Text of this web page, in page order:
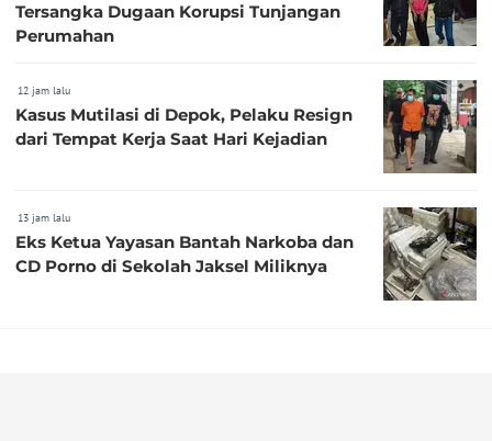
Tersangka Dugaan Korupsi Tunjangan
Perumahan
12 jam lalu
Kasus Mutilasi di Depok, Pelaku Resign
dari Tempat Kerja Saat Hari Kejadian
13 jam lalu
Eks Ketua Yayasan Bantah Narkoba dan
CD Porno di Sekolah Jaksel Miliknya